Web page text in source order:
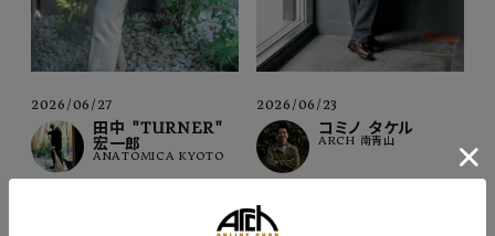
2026/06/27
田中 "TURNER"
宏一郎
ANATOMICA KYOTO
2026/06/23
コミノ タケル
ARCH 南青山